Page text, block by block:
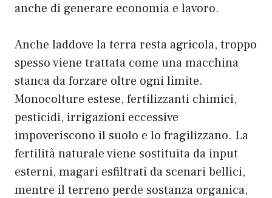
anche di generare economia e lavoro.
Anche laddove la terra resta agricola, troppo
spesso viene trattata come una macchina
stanca da forzare oltre ogni limite.
Monocolture estese, fertilizzanti chimici,
pesticidi, irrigazioni eccessive
impoveriscono il suolo e lo fragilizzano. La
fertilità naturale viene sostituita da input
esterni, magari esfiltrati da scenari bellici,
mentre il terreno perde sostanza organica,